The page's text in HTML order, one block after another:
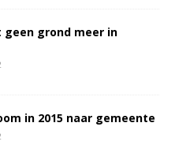
geen grond meer in
in 2015 naar gemeente